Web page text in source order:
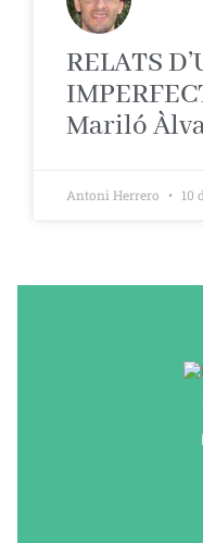
RELATS
Mariló
Antoni Herrero 10